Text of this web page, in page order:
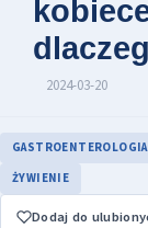
2024-03-20
GASTROENTEROLOGIA
ŻYWIENIE
Dodaj do